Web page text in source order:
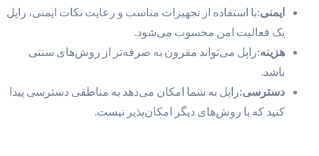
ایمنی:با استفاده از تجهیزات مناسب و رعایت نکات ایمنی، راپل
یک فعالیت امن محسوب می‌شود.
هزینه:راپل می‌تواند مقرون به صرفه‌تر از روش‌های سنتی
باشد.
دسترسی:راپل به شما امکان می‌دهد به مناطقی دسترسی پیدا
کنید که با روش‌های دیگر امکان‌پذیر نیست.